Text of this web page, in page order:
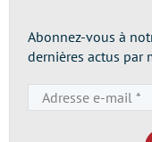
Abonnez-vous à
dernières actus par